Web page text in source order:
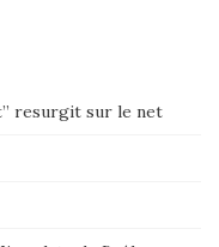
resurgit sur le net